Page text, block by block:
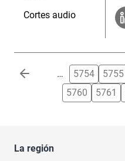
Cortes audio
Paginación … 5754 5755
5760
5761
La región